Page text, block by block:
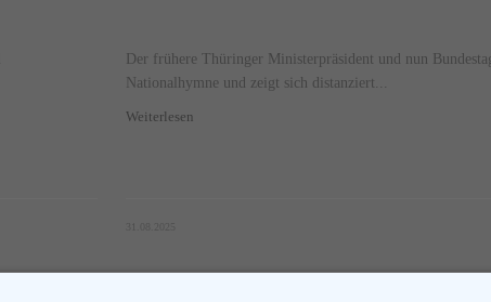
Der frühere Thüringer Ministerpräsident und nun
Nationalhymne und zeigt sich distanziert...
Weiterlesen